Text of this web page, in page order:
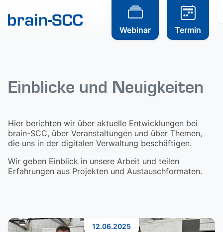
Webinar Termin
Einblicke und Neuigkeiten
Hier berichten wir über aktuelle Entwicklungen bei
brain-SCC, über Veranstaltungen und über Themen,
die uns in der digitalen Verwaltung beschäftigen.
Wir geben Einblick in unsere Arbeit und teilen
Erfahrungen aus Projekten und Austauschformaten.
12.06.2025